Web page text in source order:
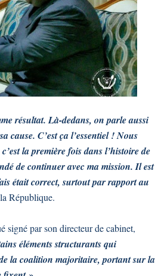
résultat. Là-dedans, on parle aussi
cause. C’est ça l’essentiel ! Nous
la première fois dans l’histoire de
de continuer avec ma mission. Il est
était correct, surtout par rapport au
République.
signé par son directeur de cabinet,
éléments structurants qui
la coalition majoritaire, portant sur la